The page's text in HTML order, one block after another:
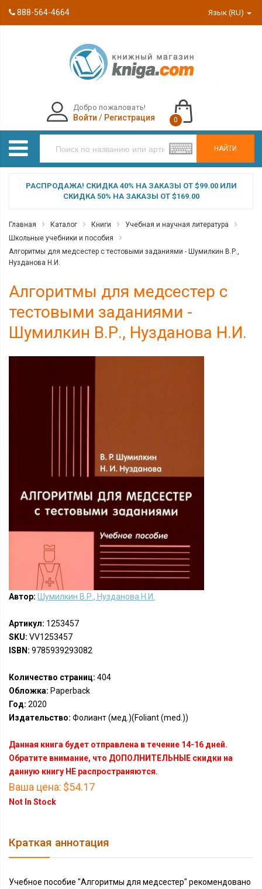
888-564-4664 Язык (RU)
НАЙТИ
Добро пожаловать!
Войти / Регистрация 0
РАСПРОДАЖА! СКИДКА 40% НА ЗАКАЗЫ ОТ $99.00 ИЛИ
СКИДКА 50% НА ЗАКАЗЫ ОТ $169.00
Главная Каталог Книги
Учебная и научная литература
Школьные учебники и пособия
Алгоритмы для медсестер с тестовыми заданиями - Шумилкин В.Р.,
Нузданова Н.И.
Алгоритмы для медсестер с
тестовыми заданиями -
Шумилкин В.Р., Нузданова Н.И.
Автор: Шумилкин В.Р., Нузданова Н.И.
Артикул: 1253457
SKU: VV1253457
ISBN: 9785939293082
Количество страниц: 404
Обложка: Paperback
Год: 2020
Издательство: Фолиант (мед.)(Foliant (med.))
Данная книга будет отправлена в течение 14-16 дней.
Обратите внимание, что ДОПОЛНИТЕЛЬНЫЕ скидки на
данную книгу НЕ распространяются.
Ваша цена: $54.17
Not In Stock
Краткая аннотация
Учебное пособие "Алгоритмы для медсестер" рекомендовано